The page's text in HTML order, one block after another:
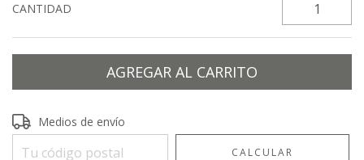
CANTIDAD
Entregas para el CP:
Medios de envío
CALCULAR